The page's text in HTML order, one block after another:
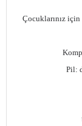
Çocuklarınız
Pil: